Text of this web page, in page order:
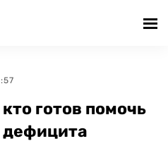
готов помочь
дефицита